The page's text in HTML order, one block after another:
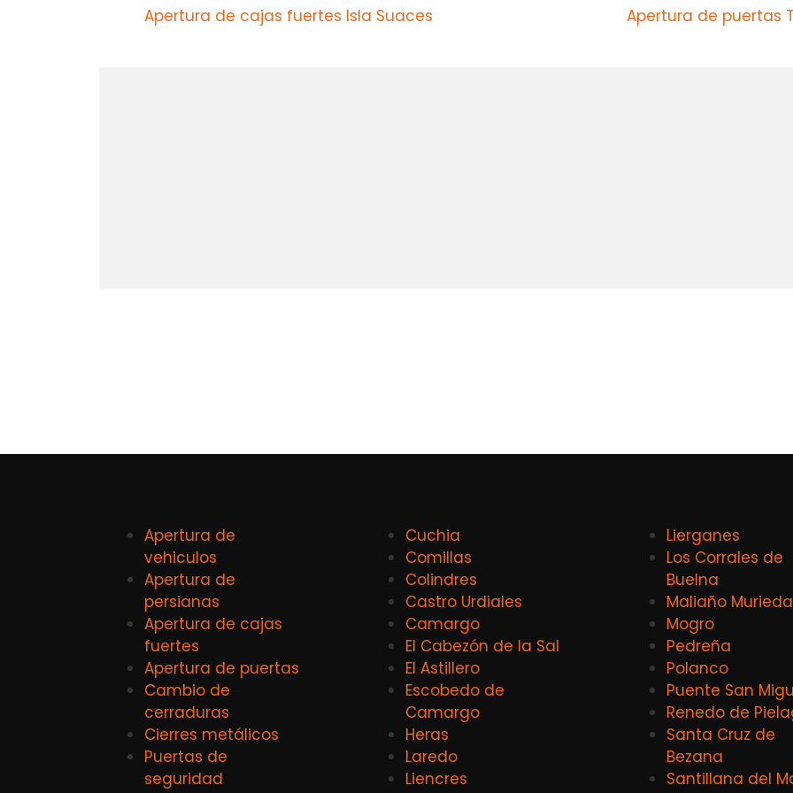
Apertura de cajas fuertes Isla Suaces Apertura de puertas
Apertura de
vehiculos
Apertura de
persianas
Apertura de cajas
fuertes
Apertura de puertas
Cambio de
cerraduras
Cierres metálicos
Puertas de
seguridad
Cuchia
Comillas
Colindres
Castro Urdiales
Camargo
El Cabezón de la Sal
El Astillero
Escobedo de
Camargo
Heras
Laredo
Liencres
Lierganes
Los Corrales de
Buelna
Maliaño
Mogro
Pedreña
Polanco
Puente San
Renedo de
Santa Cruz de
Bezana
Santillana del